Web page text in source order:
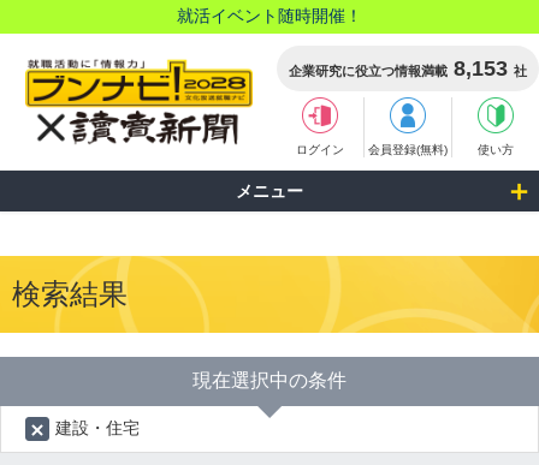
就活イベント随時開催！
企業研究に役立つ情報満載 8,153 社
ログイン 会員登録(無料) 使い方
メニュー
検索結果
現在選択中の条件
建設・住宅